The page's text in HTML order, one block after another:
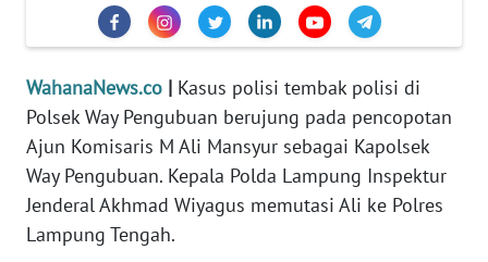
WahanaNews.co | Kasus polisi tembak polisi di
Polsek Way Pengubuan berujung pada pencopotan
Ajun Komisaris M Ali Mansyur sebagai Kapolsek
Way Pengubuan. Kepala Polda Lampung Inspektur
Jenderal Akhmad Wiyagus memutasi Ali ke Polres
Lampung Tengah.
OLAHRAGA
OPINI
EDITORIAL
Informasi
INDEKS